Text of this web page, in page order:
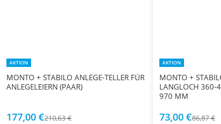
AKTION
MONTO + STABILO ANLEGE-TELLER FÜR
ANLEGELEIERN (PAAR)
177,00 €210,63 €
AKTION
MONTO +
LANGLOCH 360-
970 MM
73,00 €86,87 €